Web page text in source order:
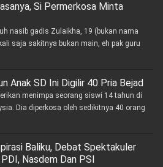
Si Permerkosa Minta
nasib gadis Zulaikha, 19 (bukan nama
saja sakitnya bukan main, eh pak guru
Anak SD Ini Digilir 40 Pria Bejad
menimpa seorang siswi 14 tahun di
Dia diperkosa oleh sedikitnya 40 orang
Baliku, Debat Spektakuler
Nasdem Dan PSI